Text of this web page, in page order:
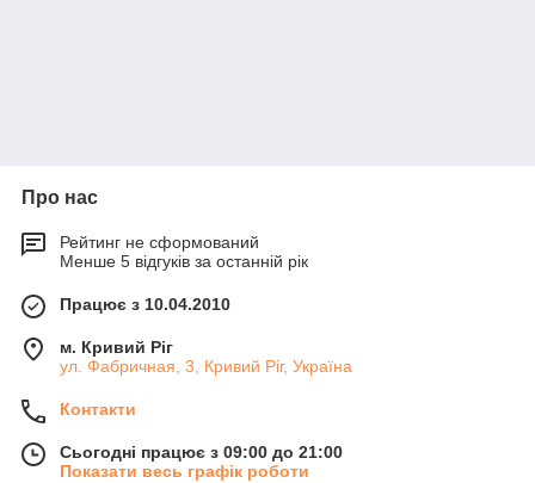
Про нас
Рейтинг не сформований
Менше 5 відгуків за останній рік
Працює з 10.04.2010
м. Кривий Ріг
ул. Фабричная, 3, Кривий Ріг, Україна
Контакти
Сьогодні працює з 09:00 до 21:00
Показати весь графік роботи